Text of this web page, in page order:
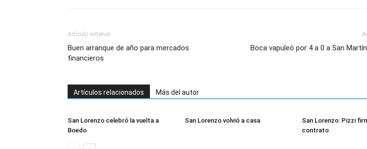
Artículo anterior
Buen arranque de año para mercados
financieros
Boca vapuleó por 4 a 0 a San
Artículos relacionados Más del autor
San Lorenzo celebró la vuelta a
Boedo
San Lorenzo volvió a casa
San Lorenzo: Pizzi
contrato